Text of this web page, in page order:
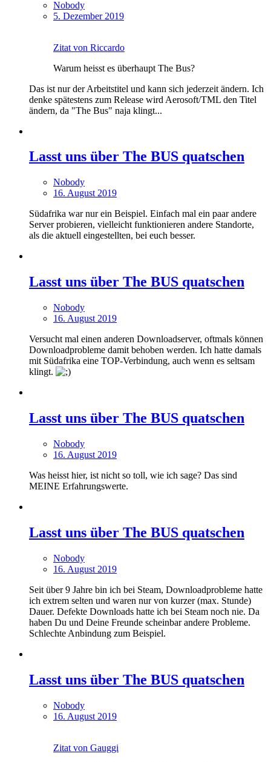
Nobody
5. Dezember 2019
Zitat von Riccardo
Warum heisst es überhaupt The Bus?
Das ist nur der Arbeitstitel und kann sich jederzeit ändern. Ich
denke spätestens zum Release wird Aerosoft/TML den Titel
ändern, da "The Bus" naja klingt...
Lasst uns über The BUS quatschen
Nobody
16. August 2019
Südafrika war nur ein Beispiel. Einfach mal ein paar andere
Server probieren, vielleicht funktionieren andere Standorte,
als die aktuell eingestellten, bei euch besser.
Lasst uns über The BUS quatschen
Nobody
16. August 2019
Versucht mal einen anderen Downloadserver, oftmals können
Downloadprobleme damit behoben werden. Ich hatte damals
mit Südafrika eine TOP-Verbindung, auch wenn es seltsam
klingt.
Lasst uns über The BUS quatschen
Nobody
16. August 2019
Was heisst hier, ist nicht so toll, wie ich sage? Das sind
MEINE Erfahrungswerte.
Lasst uns über The BUS quatschen
Nobody
16. August 2019
Seit über 9 Jahre bin ich bei Steam, Downloadprobleme hatte
ich extrem selten und waren nur von kurzer (max. Stunde)
Dauer. Defekte Downloads hatte ich bei Steam noch nie. Da
haben Du und Deine Freunde scheinbar andere Probleme.
Schlechte Anbindung zum Beispiel.
Lasst uns über The BUS quatschen
Nobody
16. August 2019
Zitat von Gauggi